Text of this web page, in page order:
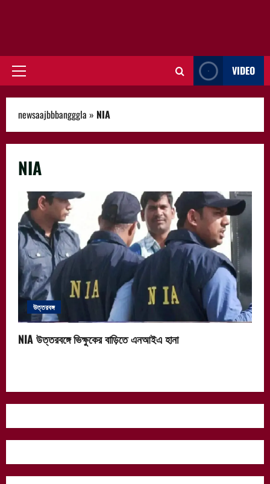
Primary
VIDEO
newsaajbbbangggla » NIA
NIA
উত্তরবঙ্গ
NIA উত্তরবঙ্গে ভিক্ষুকের বাড়িতে এনআইএ হানা